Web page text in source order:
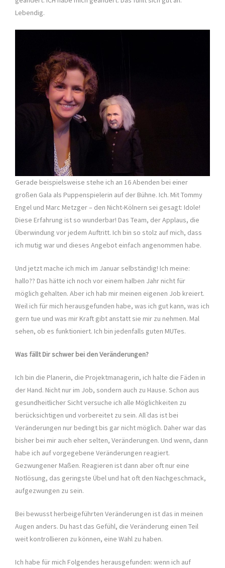
Lebendig.
Gerade beispielsweise stehe ich an 16 Abenden bei einer
großen Gala als Puppenspielerin auf der Bühne. Ich. Mit Tommy
Engel und Marc Metzger – den Nicht-Kölnern sei gesagt: Idole!
Diese Erfahrung ist so wunderbar! Das Team, der Applaus, die
Überwindung vor jedem Auftritt. Ich bin so stolz auf mich, dass
ich mutig war und dieses Angebot einfach angenommen habe.
Und jetzt mache ich mich im Januar selbständig! Ich meine:
hallo?? Das hätte ich noch vor einem halben Jahr nicht für
möglich gehalten. Aber ich hab mir meinen eigenen Job kreiert.
Weil ich für mich herausgefunden habe, was ich gut kann, was ich
gern tue und was mir Kraft gibt anstatt sie mir zu nehmen. Mal
sehen, ob es funktioniert. Ich bin jedenfalls guten MUTes.
Was fällt Dir schwer bei den Veränderungen?
Ich bin die Planerin, die Projektmanagerin, ich halte die Fäden in
der Hand. Nicht nur im Job, sondern auch zu Hause. Schon aus
gesundheitlicher Sicht versuche ich alle Möglichkeiten zu
berücksichtigen und vorbereitet zu sein. All das ist bei
Veränderungen nur bedingt bis gar nicht möglich. Daher war das
bisher bei mir auch eher selten, Veränderungen. Und wenn, dann
habe ich auf vorgegebene Veränderungen reagiert.
Gezwungener Maßen. Reagieren ist dann aber oft nur eine
Notlösung, das geringste Übel und hat oft den Nachgeschmack,
aufgezwungen zu sein.
Bei bewusst herbeigeführten Veränderungen ist das in meinen
Augen anders. Du hast das Gefühl, die Veränderung einen Teil
weit kontrollieren zu können, eine Wahl zu haben.
Ich habe für mich Folgendes herausgefunden: wenn ich auf